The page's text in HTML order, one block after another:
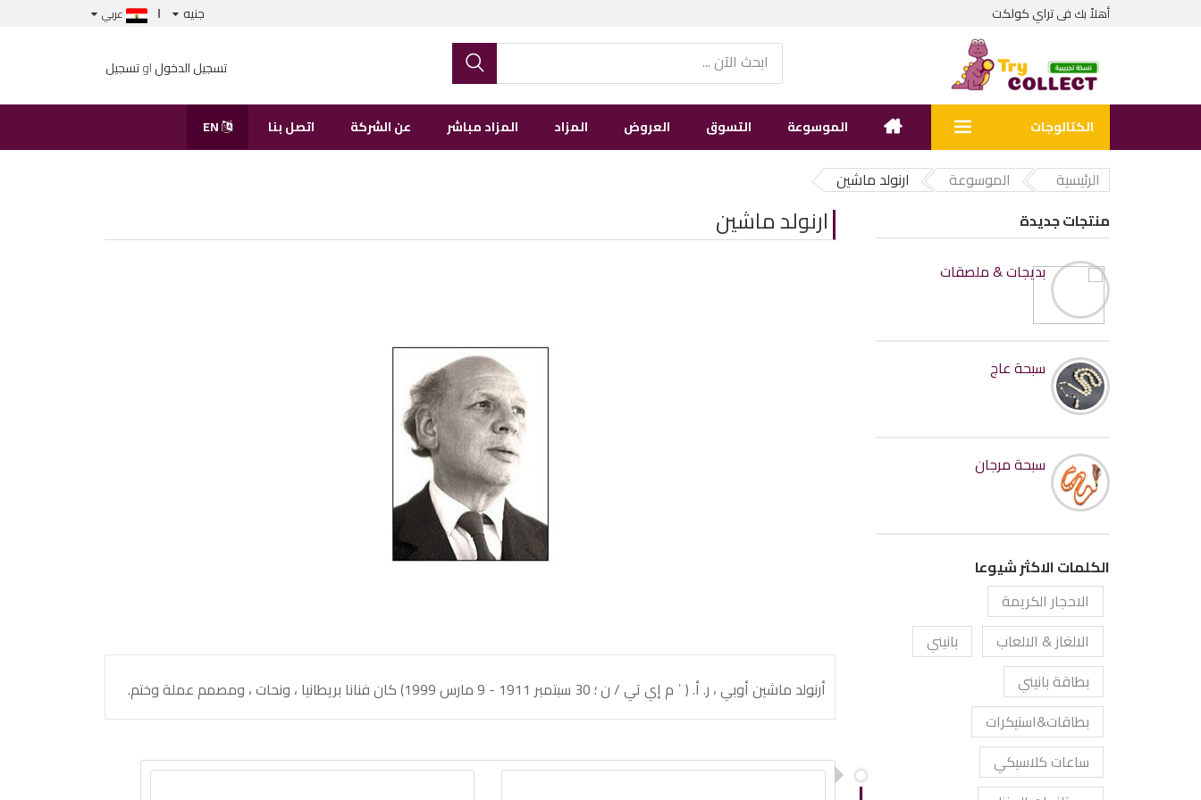
أهلاً بك فىتراي كولكت جنيه عربي
تسجيل الدخولاوتسجيل
الكتالوجات الموسوعة التسوق العروض المزاد المزاد مباشر عن الشركة اتصل بنا
الرئيسية الموسوعة
ارنولد ماشين
منتجات جديدة
بديجات & ملصقات
سبحة عاج
سبحة مرجان
الكلمات الاكثر شيوعا
الاحجار الكريمة
الالغاز & الالعاب
بانيني
بطاقة بانيني
بطاقات&استيكرات
ساعات كلاسيكي
ارنولد ماشين
أرنولد ماشين أوبي ، ر. أ. ( ˈ م إي تي / ن ؛ 30 سبتمبر 1911 - 9 مارس 1999) كان فنانا بريطانيا ، ونحات ، ومصمم عملة وختم.